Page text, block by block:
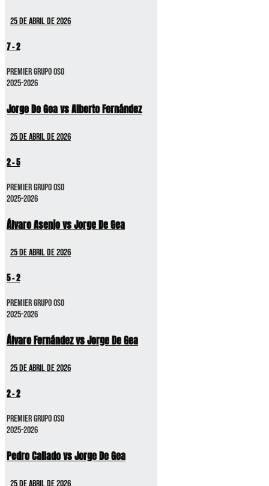
25 de abril de 2026
7-2
Premier GRUPO OSO
2025-2026
Jorge De Gea vs Alberto Fernández
25 de abril de 2026
2-5
Premier GRUPO OSO
2025-2026
Álvaro Asenjo vs Jorge De Gea
25 de abril de 2026
5-2
Premier GRUPO OSO
2025-2026
Álvaro Fernández vs Jorge De Gea
25 de abril de 2026
2-2
Premier GRUPO OSO
2025-2026
Pedro Callado vs Jorge De Gea